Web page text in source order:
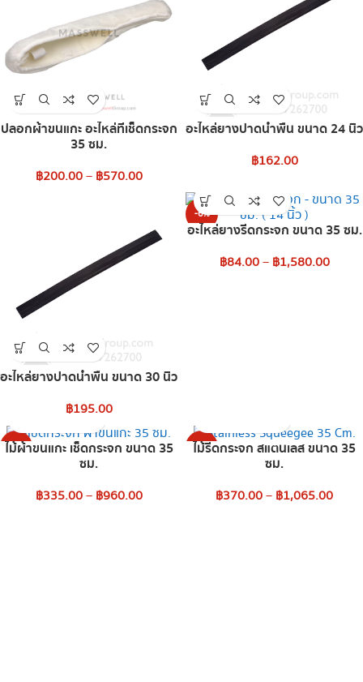
ปลอกผ้าขนแกะ อะไหล่ที่เช็ดกระจก
35 ซม.
฿200.00– ฿570.00
อะไหล่ยางปาดน้ำพื้น ขนาด 24 นิ้ว
฿162.00
อะไหล่ยางปาดน้ำพื้น ขนาด 30 นิ้ว
฿195.00
-6%
อะไหล่ยางรีดกระจก ขนาด 35 ซม.
฿84.00– ฿1,580.00
-4%
ไม้ผ้าขนแกะ เช็ดกระจก ขนาด 35
ซม.
฿335.00– ฿960.00
-4%
ไม้รีดกระจก สแตนเลส ขนาด 35
ซม.
฿370.00– ฿1,065.00